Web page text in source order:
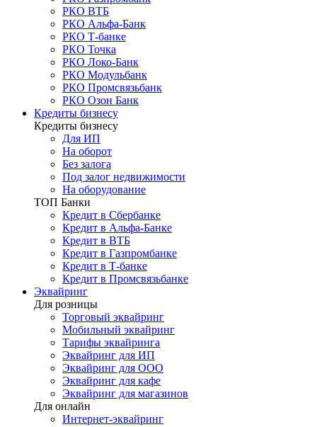
РКО ВТБ
РКО Альфа-Банк
РКО Т-банке
РКО Точка
РКО Локо-Банк
РКО Модульбанк
РКО Промсвязьбанк
РКО Озон Банк
Кредиты бизнесу
Кредиты бизнесу
Для ИП
На оборот
Без залога
Под залог недвижимости
На оборудование
ТОП Банки
Кредит в Сбербанке
Кредит в Альфа-Банке
Кредит в ВТБ
Кредит в Газпромбанке
Кредит в Т-банке
Кредит в Промсвязьбанке
Эквайринг
Для розницы
Торговый эквайринг
Мобильный эквайринг
Тарифы эквайринга
Эквайринг для ИП
Эквайринг для ООО
Эквайринг для кафе
Эквайринг для магазинов
Для онлайн
Интернет-эквайринг